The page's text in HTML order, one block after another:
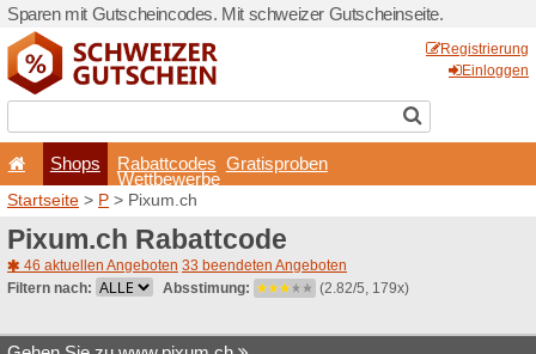
Sparen mit